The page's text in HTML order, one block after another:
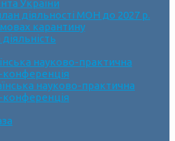
України
діяльності МОН до 2027 р.
карантину
науково-практична
конференція
науково-практична
конференція